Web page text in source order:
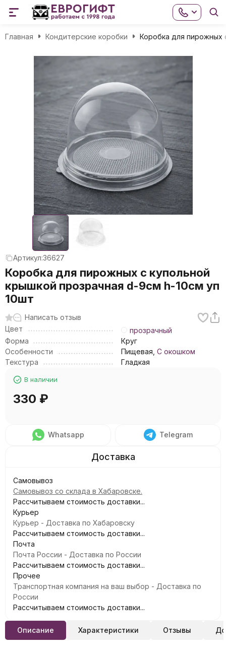
Главная Кондитерские коробки Коробка для пирожных
Артикул:36627
Коробка для пирожных с купольной
крышкой прозрачная d-9см h-10см уп
10шт
Написать отзыв
Цвет
прозрачный
Форма
Круг
Особенности
Пищевая, С окошком
Текстура
Гладкая
В наличии
330 ₽
Whatsapp Telegram
Самовывоз
Самовывоз со склада в Хабаровске.
Рассчитываем стоимость доставки...
Курьер
Курьер - Доставка по Хабаровску
Рассчитываем стоимость доставки...
Почта
Почта России - Доставка по России
Рассчитываем стоимость доставки...
Прочее
Транспортная компания на ваш выбор - Доставка по
России
Рассчитываем стоимость доставки...
Описание Характеристики Отзывы